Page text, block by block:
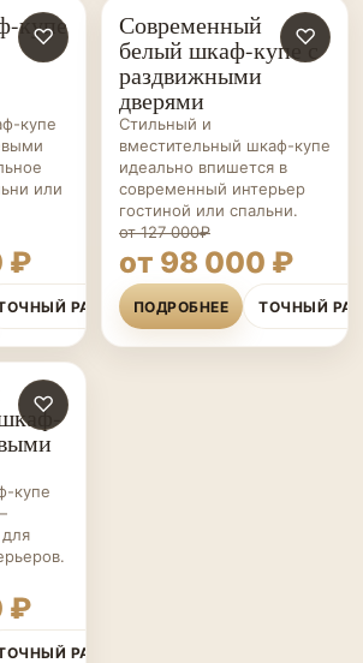
♡
купе
купе
или
₽
РАСЧЁТ
ШКАФЫ-
КУПЕ НА ЗАКАЗ
♡
Современный
белый шкаф-купе с
раздвижными
дверями
Стильный и
вместительный шкаф-купе
идеально впишется в
современный интерьер
гостиной или спальни.
от 127 000₽
от 98 000 ₽
ПОДРОБНЕЕ ТОЧНЫЙ
♡
купе
₽
РАСЧЁТ